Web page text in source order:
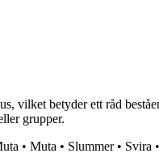
vilket betyder ett råd
grupper.
• Muta • Slummer• Svira •